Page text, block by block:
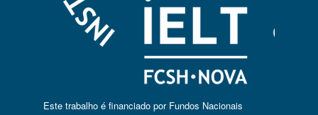
Este trabalho é financiado por Fundos Nacionais